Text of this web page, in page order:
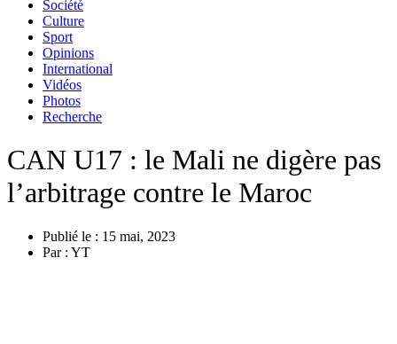
Société
Culture
Sport
Opinions
International
Vidéos
Photos
Recherche
CAN U17 : le Mali ne digère pas
l’arbitrage contre le Maroc
Publié le : 15 mai, 2023
Par : YT